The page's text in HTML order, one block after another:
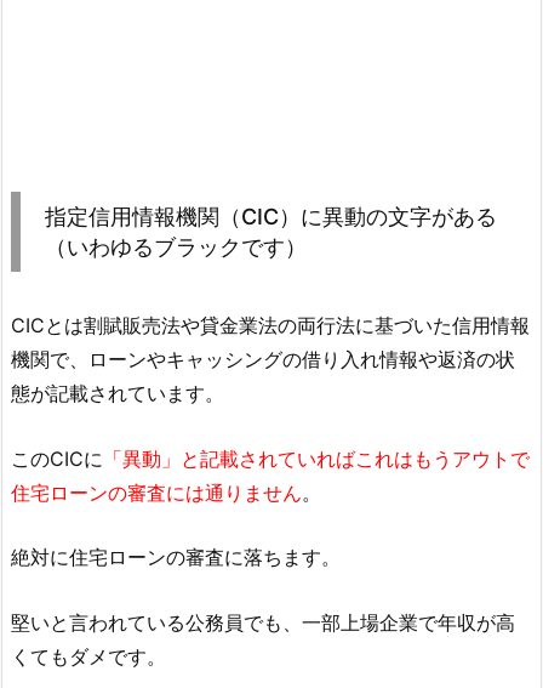
指定信用情報機関（CIC）に異動の文字がある
（いわゆるブラックです）
CICとは割賦販売法や貸金業法の両行法に基づいた信用情報
機関で、ローンやキャッシングの借り入れ情報や返済の状
態が記載されています。
このCICに 「異動」と記載されていればこれはもうアウトで
住宅ローンの審査には通りません。
絶対に住宅ローンの審査に落ちます。
堅いと言われている公務員でも、一部上場企業で年収が高
くてもダメです。